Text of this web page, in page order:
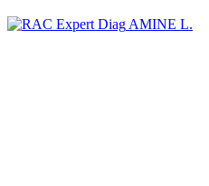
AMINE L.